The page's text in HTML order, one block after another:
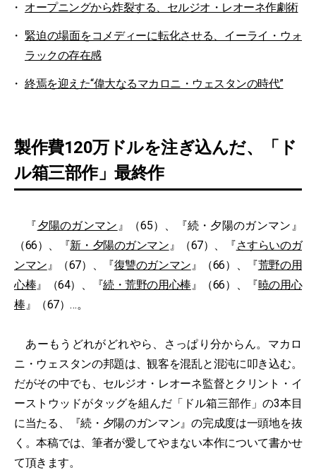
オープニングから炸裂する、セルジオ・レオーネ作劇術
緊迫の場面をコメディーに転化させる、イーライ・ウォ
ラックの存在感
終焉を迎えた“偉大なるマカロニ・ウェスタンの時代”
製作費120万ドルを注ぎ込んだ、「ド
ル箱三部作」最終作
『夕陽のガンマン 』（65）、『続・夕陽のガンマン』
（66）、『新・夕陽のガンマン』（67）、『さすらいのガ
ンマン』（67）、『復讐のガンマン』（66）、『荒野の用
心棒』（64）、『続・荒野の用心棒』（66）、『暁の用心
棒』（67）…。
あーもうどれがどれやら、さっぱり分からん。マカロ
ニ・ウェスタンの邦題は、観客を混乱と混沌に叩き込む。
だがその中でも、セルジオ・レオーネ監督とクリント・イ
ーストウッドがタッグを組んだ「ドル箱三部作」の3本目
に当たる、『続・夕陽のガンマン』の完成度は一頭地を抜
く。本稿では、筆者が愛してやまない本作について書かせ
て頂きます。